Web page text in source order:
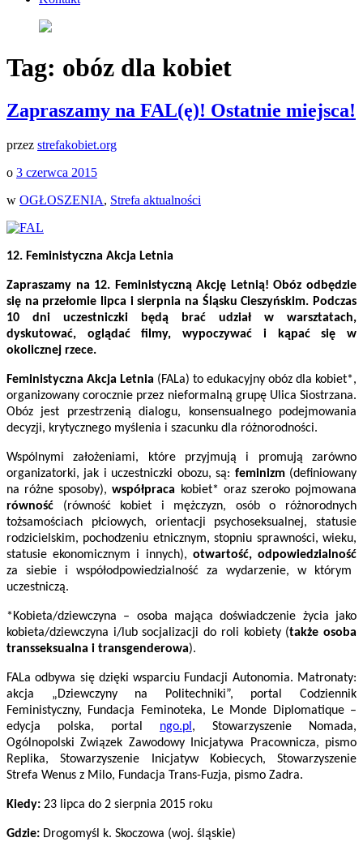
Tag: obóz dla kobiet
Zapraszamy na FAL(ę)! Ostatnie miejsca!
przez strefakobiet.org
o 3 czerwca 2015
w OGŁOSZENIA, Strefa aktualności
12. Feministyczna Akcja Letnia
Zapraszamy na 12. Feministyczną Akcję Letnią! Obóz odbędzie
się na przełomie lipca i sierpnia na Śląsku Cieszyńskim. Podczas
10 dni uczestniczki będą brać udział w warsztatach,
dyskutować, oglądać filmy, wypoczywać i kąpać się w
okolicznej rzece.
Feministyczna Akcja Letnia (FALa) to edukacyjny obóz dla kobiet*,
organizowany corocznie przez nieformalną grupę Ulica Siostrzana.
Obóz jest przestrzenią dialogu, konsensualnego podejmowania
decyzji, krytycznego myślenia i szacunku dla różnorodności.
Wspólnymi założeniami, które przyjmują i promują zarówno
organizatorki, jak i uczestniczki obozu, są: feminizm(definiowany
na różne sposoby),współpraca kobiet* oraz szeroko pojmowana
równość (równość kobiet i mężczyzn, osób o różnorodnych
tożsamościach płciowych, orientacji psychoseksualnej, statusie
rodzicielskim, pochodzeniu etnicznym, stopniu sprawności, wieku,
statusie ekonomicznym i innych), otwartość, odpowiedzialność
za siebie i współodpowiedzialność za wydarzenie, w którym
uczestniczą.
*Kobieta/dziewczyna – osoba mająca doświadczenie życia jako
kobieta/dziewczyna i/lub socjalizacji do roli kobiety (także osoba
transseksualna i transgenderowa).
FALa odbywa się dzięki wsparciu Fundacji Autonomia. Matronaty:
akcja „Dziewczyny na Politechniki”, portal Codziennik
Feministyczny, Fundacja Feminoteka, Le Monde Diplomatique –
edycja polska, portal ngo.pl, Stowarzyszenie Nomada,
Ogólnopolski Związek Zawodowy Inicjatywa Pracownicza, pismo
Replika, Stowarzyszenie Inicjatyw Kobiecych, Stowarzyszenie
Strefa Wenus z Milo, Fundacja Trans-Fuzja, pismo Zadra.
Kiedy: 23 lipca do 2 sierpnia 2015 roku
Gdzie: Drogomyśl k. Skoczowa (woj. śląskie)